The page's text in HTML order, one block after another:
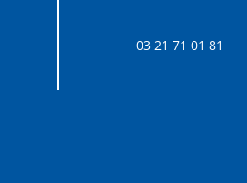
03 21 71 01 81